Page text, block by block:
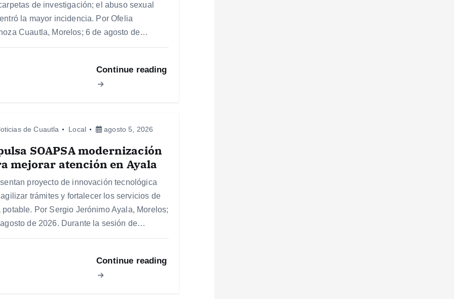
de investigación; el abuso sexual
la mayor incidencia. Por Ofelia
Cuautla, Morelos; 6 de agosto de…
Continue reading
de Cuautla Local agosto 5, 2026
SOAPSA modernización
mejorar atención en Ayala
proyecto de innovación tecnológica
trámites y fortalecer los servicios de
potable. Por Sergio Jerónimo Ayala, Morelos;
de 2026. Durante la sesión de…
Continue reading